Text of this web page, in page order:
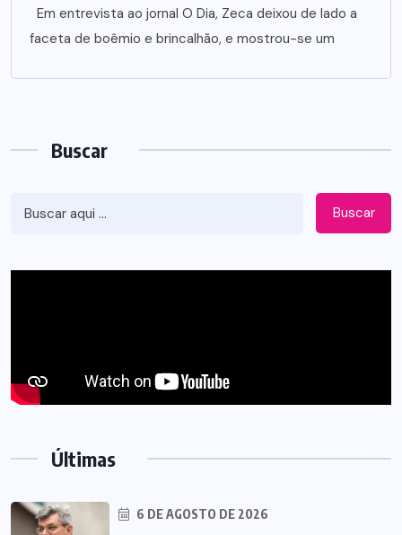
Em entrevista ao jornal O Dia, Zeca deixou de lado a
faceta de boêmio e brincalhão, e mostrou-se um
Buscar
Buscar
Últimas
6 DE AGOSTO DE 2026